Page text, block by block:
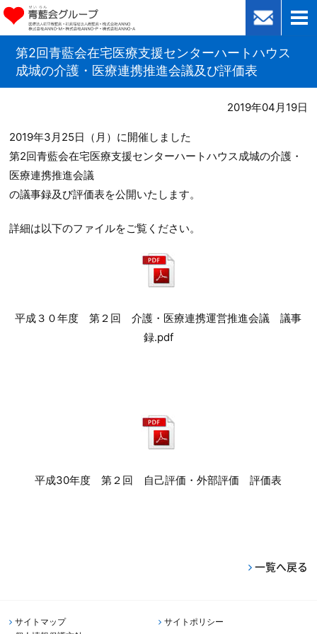
第2回青藍会在宅医療支援センターハートハウス
成城の介護・医療連携推進会議及び評価表
2019年04月19日
2019年3月25日（月）に開催しました
第2回青藍会在宅医療支援センターハートハウス成城の介護・
医療連携推進会議
の議事録及び評価表を公開いたします。
詳細は以下のファイルをご覧ください。
平成３０年度 第２回 介護・医療連携運営推進会議 議事
録.pdf
平成30年度 第２回 自己評価・外部評価 評価表
一覧へ戻る
サイトマップ
サイトポリシー